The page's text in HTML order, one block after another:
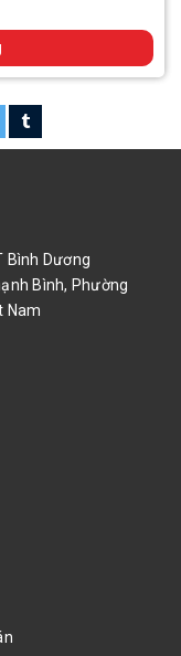
Bình Dương
Bình, Phường
Nam